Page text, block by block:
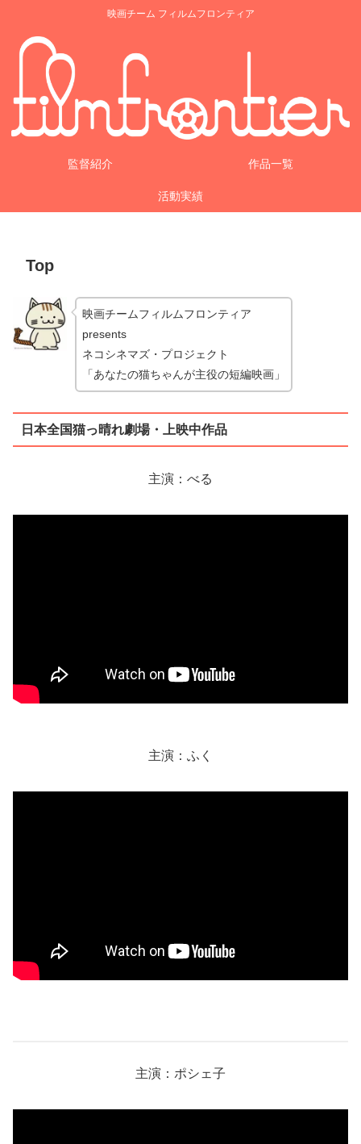
映画チーム フィルムフロンティア
監督紹介 作品一覧
活動実績
Top
映画チームフィルムフロンティア
presents
ネコシネマズ・プロジェクト
「あなたの猫ちゃんが主役の短編映画」
日本全国猫っ晴れ劇場・上映中作品
主演：べる
主演：ふく
主演：ポシェ子